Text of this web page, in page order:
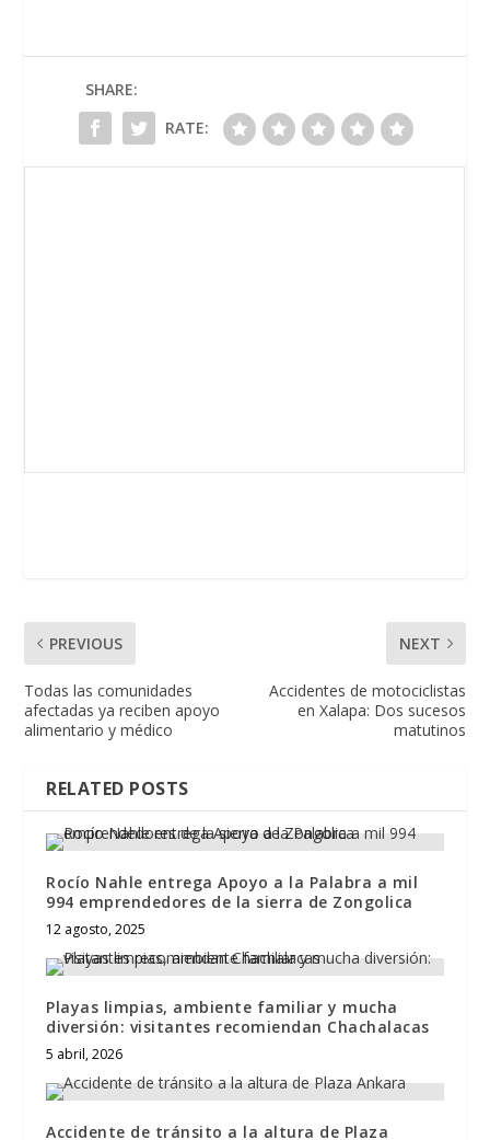
SHARE:
RATE:
PREVIOUS
Todas las comunidades
afectadas ya reciben apoyo
alimentario y médico
NEXT
Accidentes de motociclistas
en Xalapa: Dos sucesos
matutinos
RELATED POSTS
Rocío Nahle entrega Apoyo a la Palabra a mil
994 emprendedores de la sierra de Zongolica
12 agosto, 2025
Playas limpias, ambiente familiar y mucha
diversión: visitantes recomiendan Chachalacas
5 abril, 2026
Accidente de tránsito a la altura de Plaza